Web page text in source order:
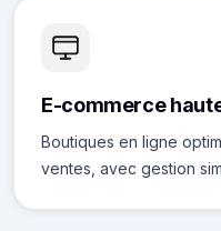
E-commerce
Boutiques en ligne
ventes, avec gestion